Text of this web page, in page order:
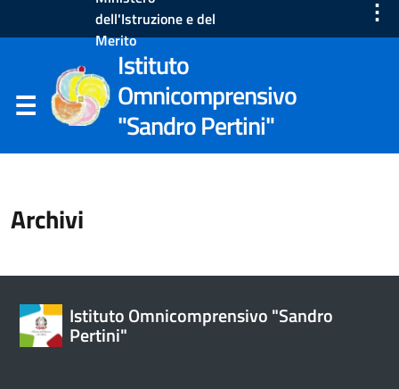
dell'Istruzione e del
Merito
⋮
Istituto
Omnicomprensivo
"Sandro Pertini"
Archivi
Istituto Omnicomprensivo "Sandro
Pertini"